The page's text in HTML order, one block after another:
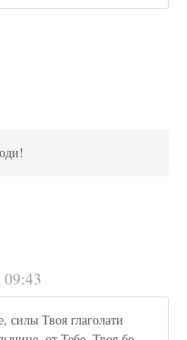
09:43
силы Твоя глаголати